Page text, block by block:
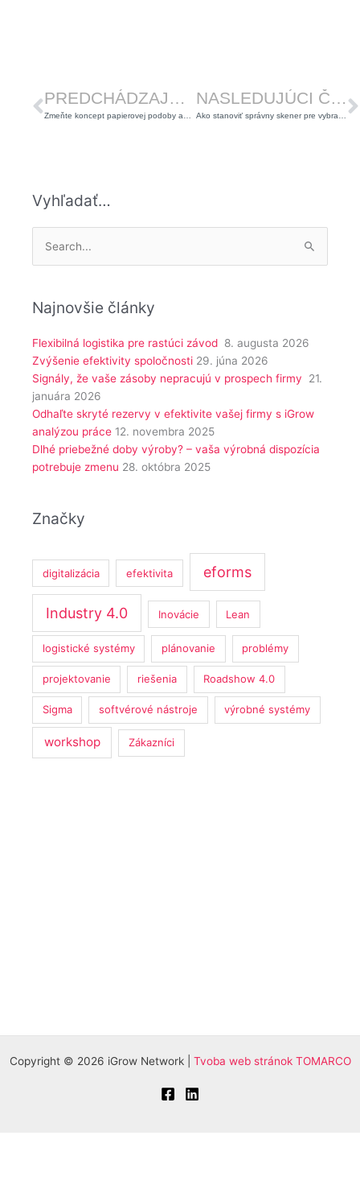
PREDCHÁDZAJÚCI ČLÁNOK NASLEDUJÚCI ČLÁNOK
Vyhľadať…
Vyhľadať:
Najnovšie články
Flexibilná logistika pre rastúci závod 8. augusta 2026
Zvýšenie efektivity spoločnosti 29. júna 2026
Signály, že vaše zásoby nepracujú v prospech firmy
21.
januára 2026
Odhaľte skryté rezervy v efektivite vašej firmy s iGrow
analýzou práce 12. novembra 2025
Dlhé priebežné doby výroby? – vaša výrobná dispozícia
potrebuje zmenu 28. októbra 2025
Značky
digitalizácia efektivita eforms
Industry 4.0 Inovácie Lean
logistické systémy plánovanie problémy
projektovanie riešenia Roadshow 4.0
Sigma softvérové nástroje výrobné systémy
workshop Zákazníci
Copyright © 2026 iGrow Network | Tvoba web stránok TOMARCO